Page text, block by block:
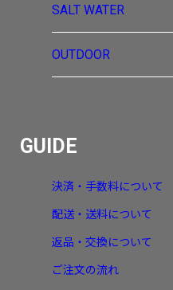
SALT WATER
OUTDOOR
GUIDE
決済・手数料について
配送・送料について
返品・交換について
ご注文の流れ